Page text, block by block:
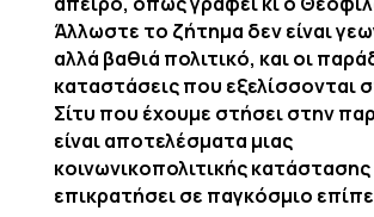
Άλλωστε το ζήτημα δεν είναι
αλλά βαθιά πολιτικό, και οι
καταστάσεις που εξελίσσονται
Σίτυ που έχουμε στήσει στην
είναι αποτελέσματα μιας
κοινωνικοπολιτικής
επικρατήσει σε παγκόσμιο